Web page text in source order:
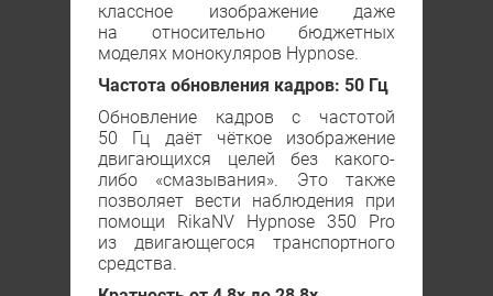
классное изображение даже
на относительно бюджетных
моделях монокуляров Hypnose.
Частота обновления кадров: 50 Гц
Обновление кадров с частотой
50 Гц даёт чёткое изображение
двигающихся целей без какого-
либо «смазывания». Это также
позволяет вести наблюдения при
помощи RikaNV Hypnose 350 Рro
из двигающегося транспортного
средства.